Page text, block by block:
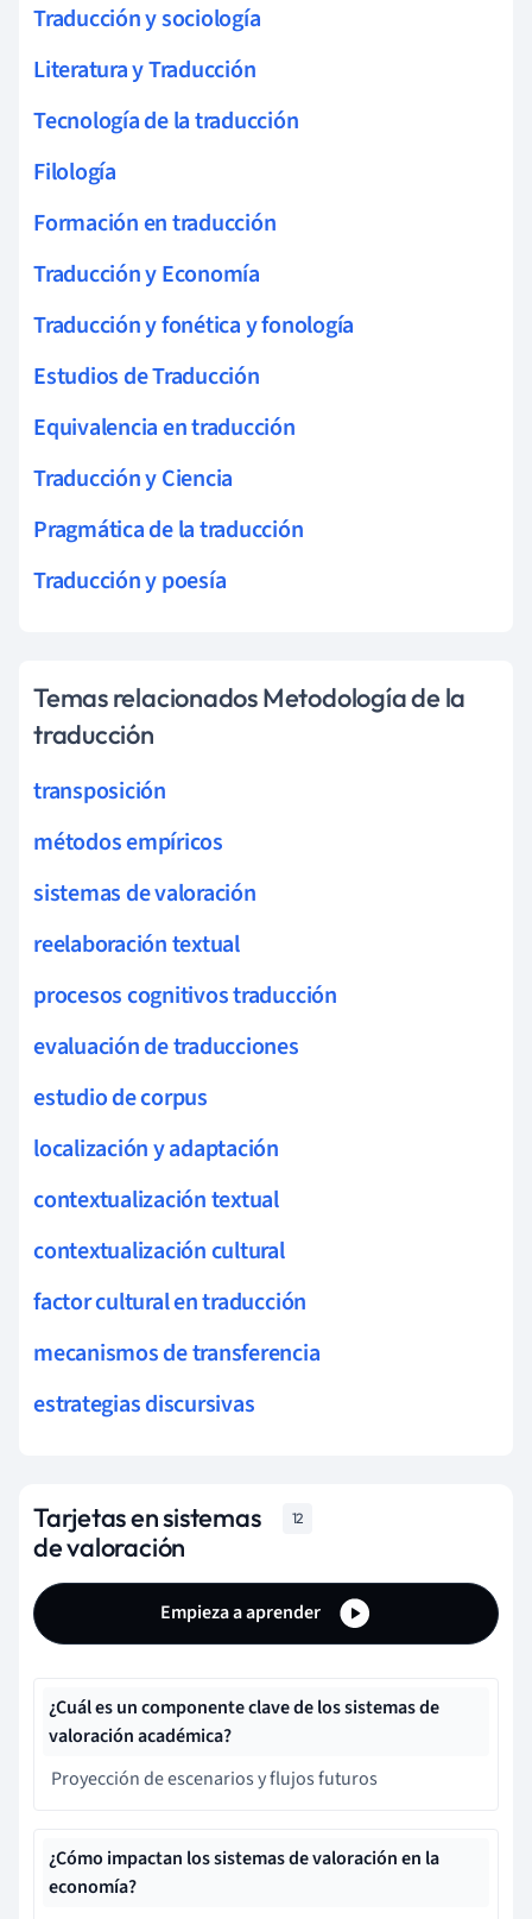
Traducción y sociología
Literatura y Traducción
Tecnología de la traducción
Filología
Formación en traducción
Traducción y Economía
Traducción y fonética y fonología
Estudios de Traducción
Equivalencia en traducción
Traducción y Ciencia
Pragmática de la traducción
Traducción y poesía
Temas relacionados Metodología de la
traducción
transposición
métodos empíricos
sistemas de valoración
reelaboración textual
procesos cognitivos traducción
evaluación de traducciones
estudio de corpus
localización y adaptación
contextualización textual
contextualización cultural
factor cultural en traducción
mecanismos de transferencia
estrategias discursivas
Tarjetas en sistemas
de valoración
12
Empieza a aprender
¿Cuál es un componente clave de los sistemas de
valoración académica?
Proyección de escenarios y flujos futuros
¿Cómo impactan los sistemas de valoración en la
economía?